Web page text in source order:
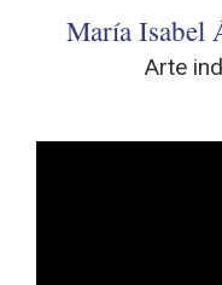
María Isabel
Arte